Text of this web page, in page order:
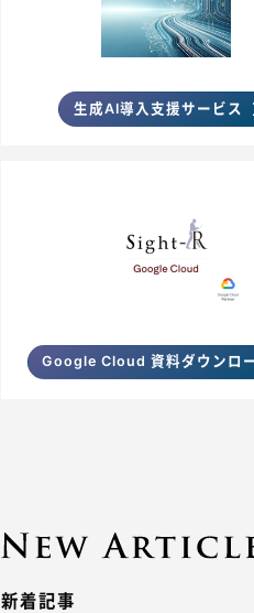
生成AI導入支援サービス
Google Cloud 資料ダウンロ
新着記事